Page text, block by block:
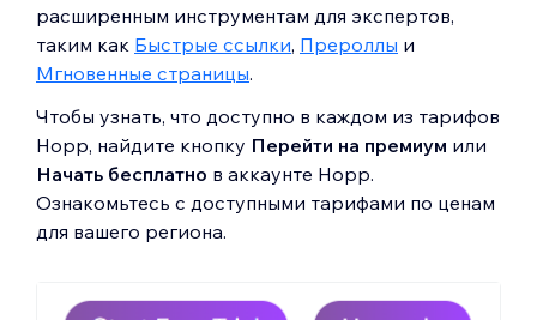
расширенным инструментам для экспертов,
таким как Быстрые ссылки, Прероллы и
Мгновенные страницы.
Чтобы узнать, что доступно в каждом из тарифов
Hopp, найдите кнопку Перейти на премиум или
Начать бесплатно в аккаунте Hopp.
Ознакомьтесь с доступными тарифами по ценам
для вашего региона.